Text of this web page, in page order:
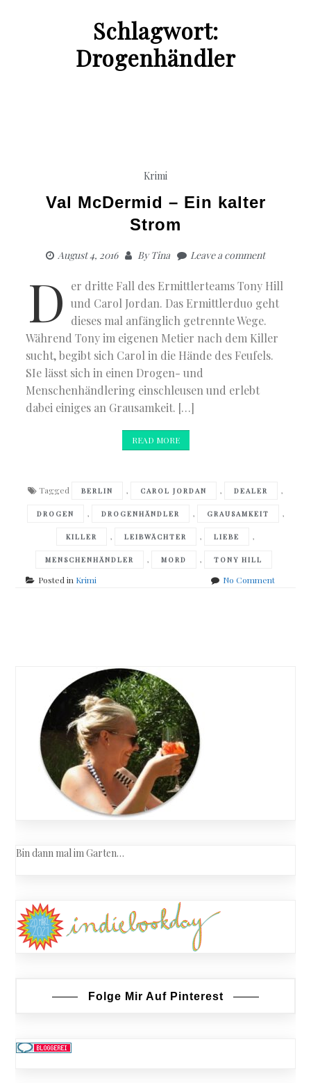
Schlagwort:
Drogenhändler
Krimi
Val McDermid – Ein kalter
Strom
August 4, 2016 ByTina Leave a comment
D
er dritte Fall des Ermittlerteams Tony Hill
und Carol Jordan. Das Ermittlerduo geht
dieses mal anfänglich getrennte Wege.
Während Tony im eigenen Metier nach dem Killer
sucht, begibt sich Carol in die Hände des Feufels.
SIe lässt sich in einen Drogen- und
Menschenhändlering einschleusen und erlebt
dabei einiges an Grausamkeit. […]
READ MORE
Tagged BERLIN , CAROL JORDAN , DEALER ,
DROGEN , DROGENHÄNDLER , GRAUSAMKEIT ,
KILLER , LEIBWÄCHTER , LIEBE ,
MENSCHENHÄNDLER , MORD , TONY HILL
Posted in Krimi No Commenton
navigation
Bin dann mal im Garten…
Folge Mir Auf Pinterest